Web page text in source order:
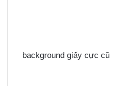
background giấy cực cũ